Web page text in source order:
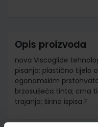
Opis proizvoda
nova Viscoglide
pisanja; plastično tijelo
egonomskim
brzosušeća tinta; crna
trajanja; širina ispisa F